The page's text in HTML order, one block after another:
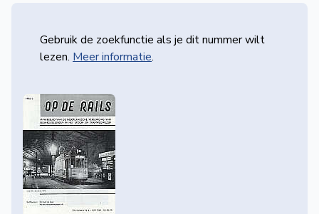
NVBSGebruik de zoekfunctie als je dit nummer wilt
lezen. Meer informatie.